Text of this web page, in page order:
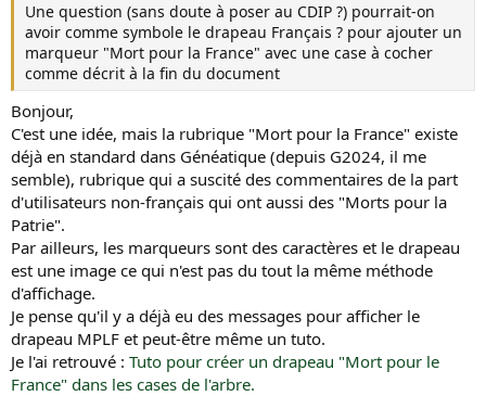
Une question (sans doute à poser au CDIP ?) pourrait-on
avoir comme symbole le drapeau Français ? pour ajouter un
marqueur "Mort pour la France" avec une case à cocher
comme décrit à la fin du document
Bonjour,
C'est une idée, mais la rubrique "Mort pour la France" existe
déjà en standard dans Généatique (depuis G2024, il me
semble), rubrique qui a suscité des commentaires de la part
d'utilisateurs non-français qui ont aussi des "Morts pour la
Patrie".
Par ailleurs, les marqueurs sont des caractères et le drapeau
est une image ce qui n'est pas du tout la même méthode
d'affichage.
Je pense qu'il y a déjà eu des messages pour afficher le
drapeau MPLF et peut-être même un tuto.
Je l'ai retrouvé : Tuto pour créer un drapeau "Mort pour le
France" dans les cases de l'arbre.